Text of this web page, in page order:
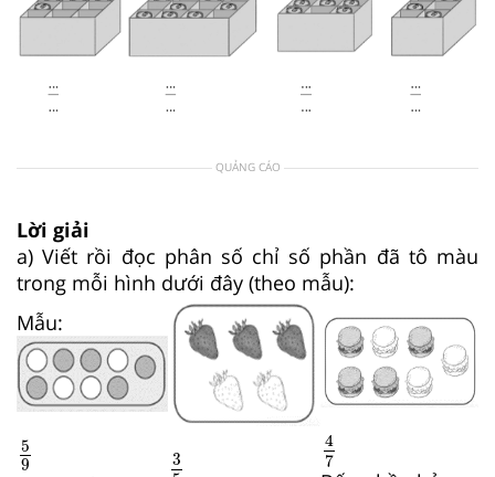
QUẢNG CÁO
Lời giải
a) Viết rồi đọc phân số chỉ số phần đã tô màu
trong mỗi hình dưới đây (theo mẫu):
Mẫu:
5
9
5
3
3
4
7
4